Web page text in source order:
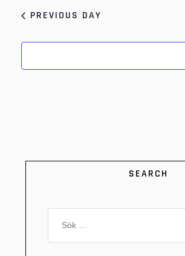
PREVIOUS DAY
SEARCH